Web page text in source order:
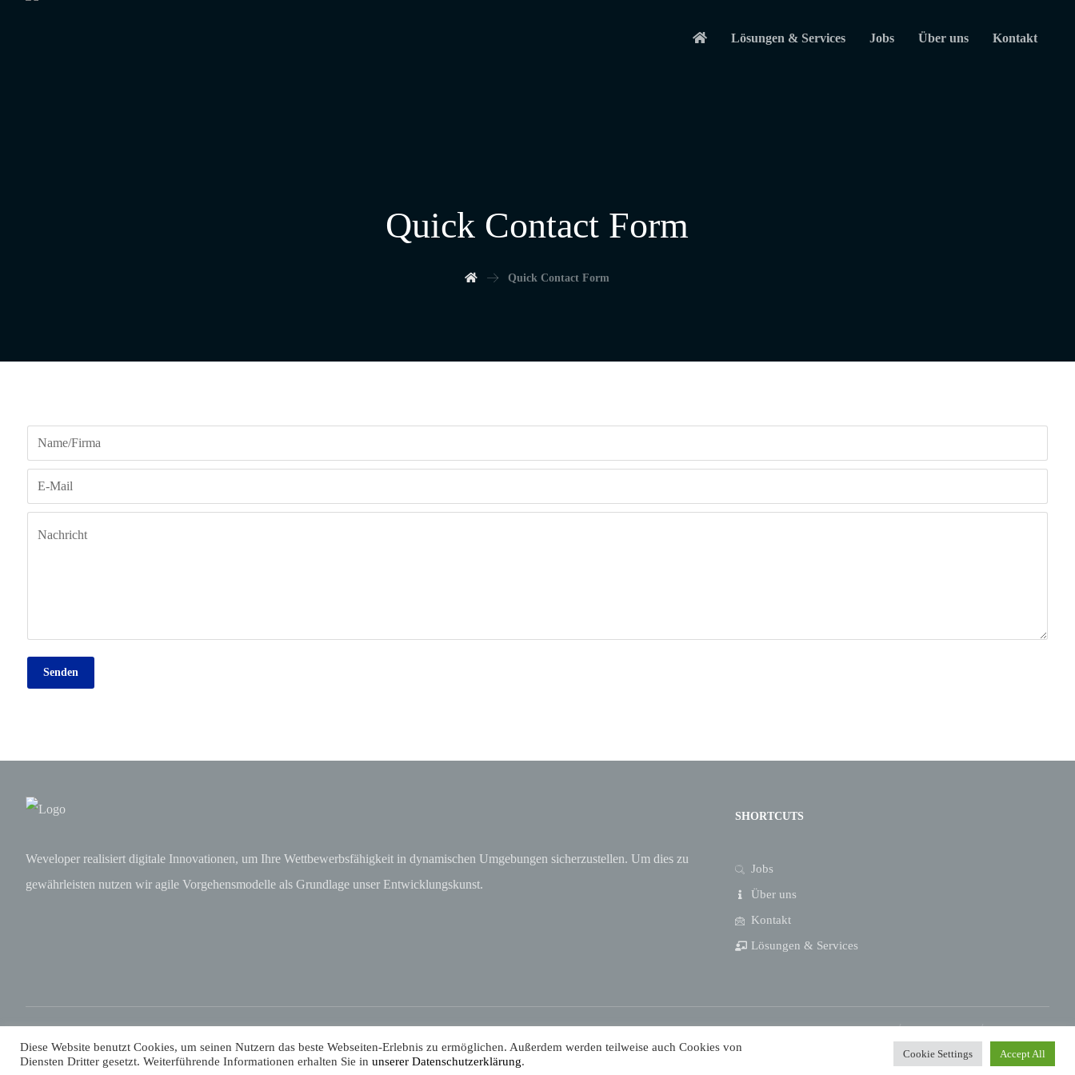
Lösungen & Services Jobs Über uns Kontakt
Quick Contact Form
Quick Contact Form
Senden
Weveloper realisiert digitale Innovationen, um Ihre Wettbewerbsfähigkeit in dynamischen Umgebungen sicherzustellen. Um dies zu
gewährleisten nutzen wir agile Vorgehensmodelle als Grundlage unser Entwicklungskunst.
SHORTCUTS
Jobs
Über uns
Kontakt
Lösungen & Services
Diese Website benutzt Cookies, um seinen Nutzern das beste Webseiten-Erlebnis zu ermöglichen. Außerdem werden teilweise auch Cookies von
Diensten Dritter gesetzt. Weiterführende Informationen erhalten Sie in unserer Datenschutzerklärung.
Cookie Settings Accept All